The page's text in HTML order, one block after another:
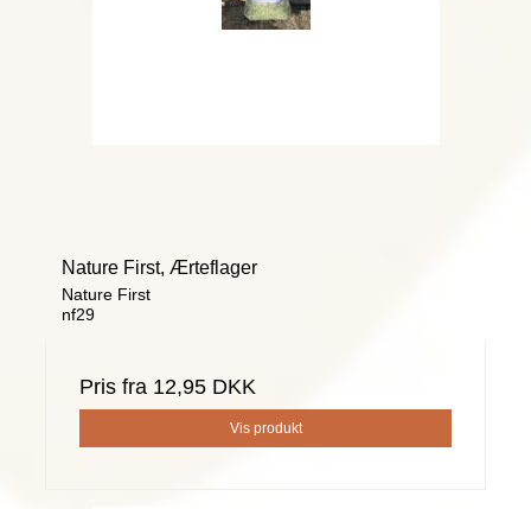
Nature First, Ærteflager
Nature First
nf29
Pris fra 12,95 DKK
Vis produkt